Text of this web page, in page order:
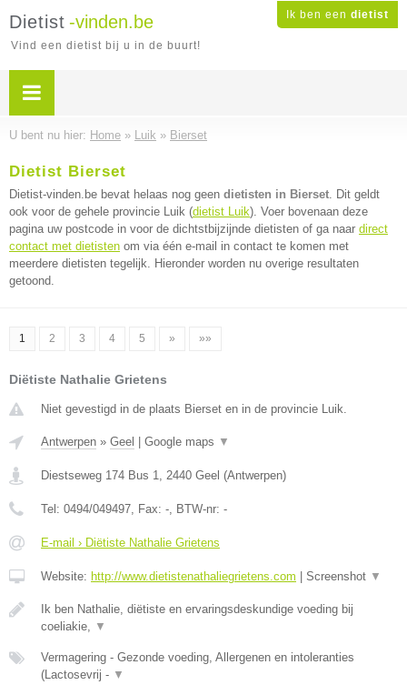
Ik ben een dietist
Dietist -vinden.be
Vind een dietist bij u in de buurt!
U bent nu hier: Home » Luik » Bierset
Dietist Bierset
Dietist-vinden.be bevat helaas nog geen dietisten in Bierset. Dit geldt
ook voor de gehele provincie Luik (dietist Luik). Voer bovenaan deze
pagina uw postcode in voor de dichtstbijzijnde dietisten of ga naar direct
contact met dietisten om via één e-mail in contact te komen met
meerdere dietisten tegelijk. Hieronder worden nu overige resultaten
getoond.
1 2 3 4 5 » »»
Diëtiste Nathalie Grietens
Niet gevestigd in de plaats Bierset en in de provincie Luik.
Antwerpen » Geel Google maps ▼
Diestseweg 174 Bus 1, 2440 Geel (Antwerpen)
Tel: 0494/049497, Fax: -, BTW-nr: -
E-mail › Diëtiste Nathalie Grietens
Website: http://www.dietistenathaliegrietens.com Screenshot ▼
Ik ben Nathalie, diëtiste en ervaringsdeskundige voeding bij
coeliakie, ▼
Vermagering - Gezonde voeding, Allergenen en intoleranties
(Lactosevrij - ▼